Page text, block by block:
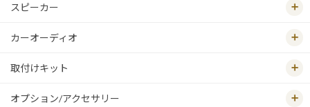
スピーカー
カーオーディオ
取付けキット
オプション/アクセサリー